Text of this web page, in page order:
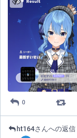
0
ht164さんへの返信